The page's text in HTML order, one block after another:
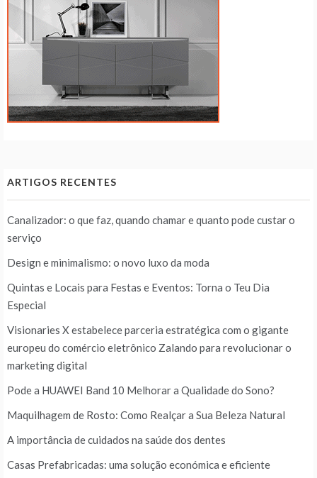
ARTIGOS RECENTES
Canalizador: o que faz, quando chamar e quanto pode custar o
serviço
Design e minimalismo: o novo luxo da moda
Quintas e Locais para Festas e Eventos: Torna o Teu Dia
Especial
Visionaries X estabelece parceria estratégica com o gigante
europeu do comércio eletrônico Zalando para revolucionar o
marketing digital
Pode a HUAWEI Band 10 Melhorar a Qualidade do Sono?
Maquilhagem de Rosto: Como Realçar a Sua Beleza Natural
A importância de cuidados na saúde dos dentes
Casas Prefabricadas: uma solução económica e eficiente